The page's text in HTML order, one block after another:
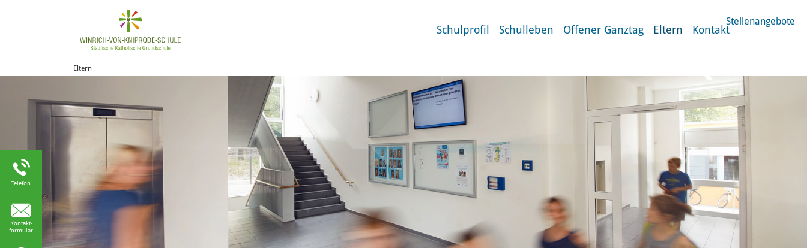
Schulprofil Schulleben Offener Ganztag Eltern Kontakt
Stellenangebote
Eltern
Telefon
Kontakt-
formular